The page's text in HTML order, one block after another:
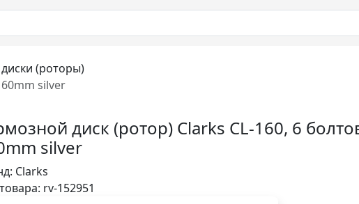
(роторы)
silver
диск (ротор) Clarks CL-160, 6
silver
Clarks
rv-152951